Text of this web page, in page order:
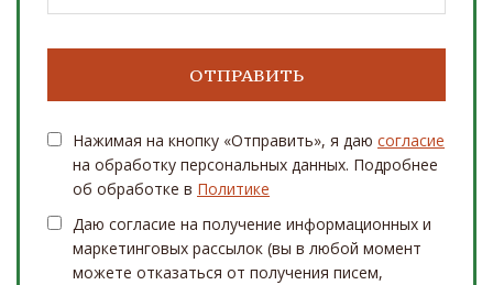
Нажимая на кнопку «Отправить», я даю согласие
на обработку персональных данных. Подробнее
об обработке в Политике
Даю согласие на получение информационных и
маркетинговых рассылок (вы в любой момент
можете отказаться от получения писем,